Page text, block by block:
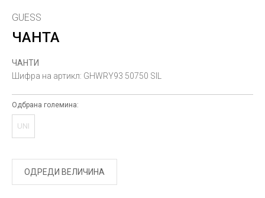
GUESS
ЧАНТА
ЧАНТИ
Шифра на артикл: GHWRY93 50750 SIL
Одбрана големина:
UNI
ОДРЕДИ ВЕЛИЧИНА